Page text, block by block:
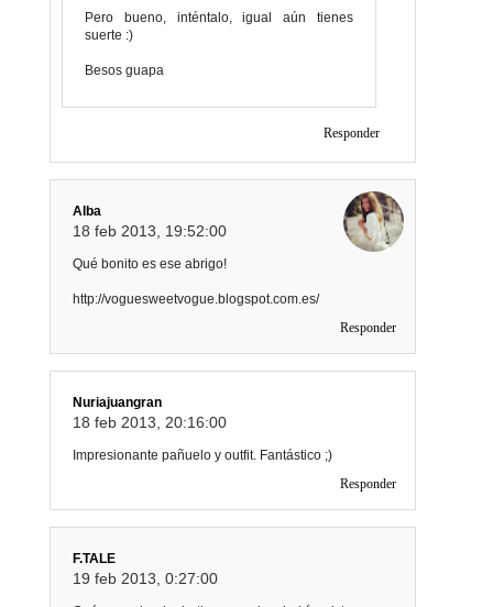
Pero bueno, inténtalo, igual aún tienes
suerte :)
Besos guapa
Responder
Alba
18 feb 2013, 19:52:00
Qué bonito es ese abrigo!
http://voguesweetvogue.blogspot.com.es/
Responder
Nuriajuangran
18 feb 2013, 20:16:00
Impresionante pañuelo y outfit. Fantástico ;)
Responder
F.TALE
19 feb 2013, 0:27:00